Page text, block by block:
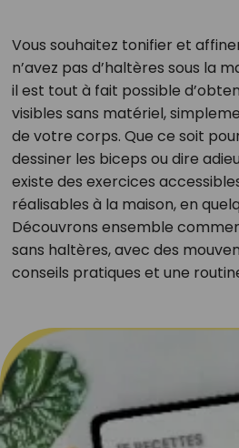
Vous souhaitez tonifier et
n’avez pas d’haltères sous la
il est tout à fait possible
visibles sans matériel,
de votre corps. Que ce soit
dessiner les biceps ou dire
existe des exercices
réalisables à la maison, en
Découvrons ensemble
sans haltères, avec des
conseils pratiques et une